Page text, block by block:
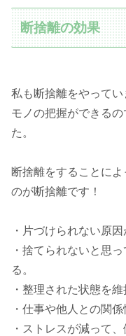
断捨離の効果
私も断捨離をやってい
モノの把握ができる
た。
断捨離をすることに
のが断捨離です！
・片づけられない原因
・捨てられないと思
る。
・整理された状態を維
・仕事や他人との関
・ストレスが減って、